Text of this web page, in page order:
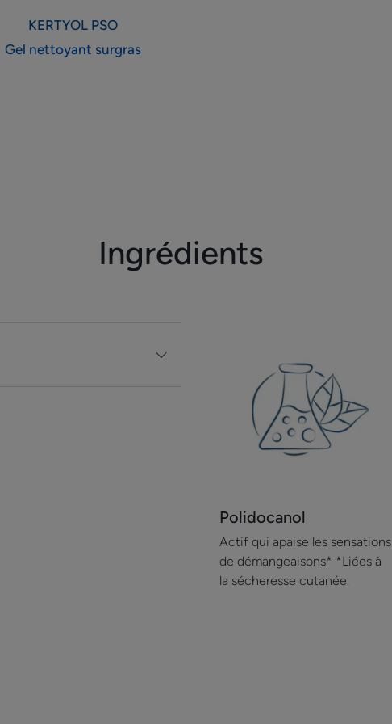
KERTYOL PSO
Gel nettoyant surgras
Ingrédients
Polidocanol
Actif qui apaise les sensations
de démangeaisons* *Liées à
la sécheresse cutanée.